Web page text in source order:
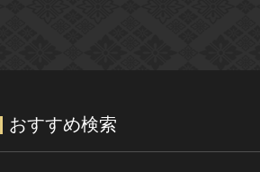
おすすめ検索